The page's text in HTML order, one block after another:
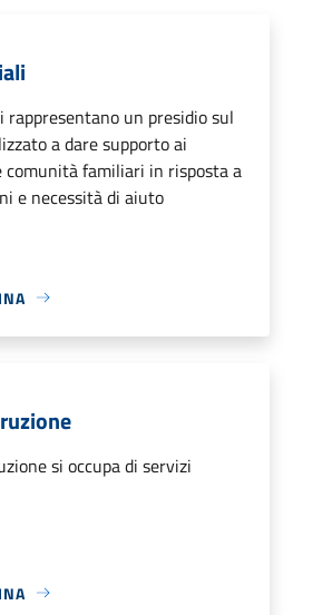
rappresentano un presidio sul
a dare supporto ai
familiari in risposta a
e necessità di aiuto
si occupa di servizi